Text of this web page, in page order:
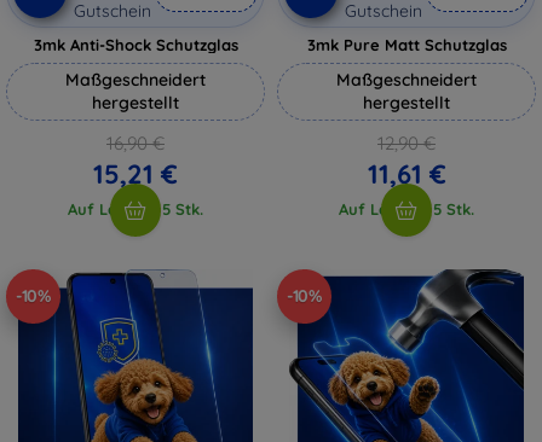
Gutschein
3mk Anti-Shock Schutzglas
Maßgeschneidert
hergestellt
16,90 €
15,21 €
Auf Lager > 5 Stk.
Gutschein
3mk Pure Matt Schutzglas
Maßgeschneidert
hergestellt
12,90 €
11,61 €
Auf Lager > 5 Stk.
-10% -10%